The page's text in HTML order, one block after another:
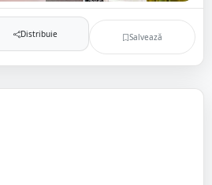
Distribuie Salvează